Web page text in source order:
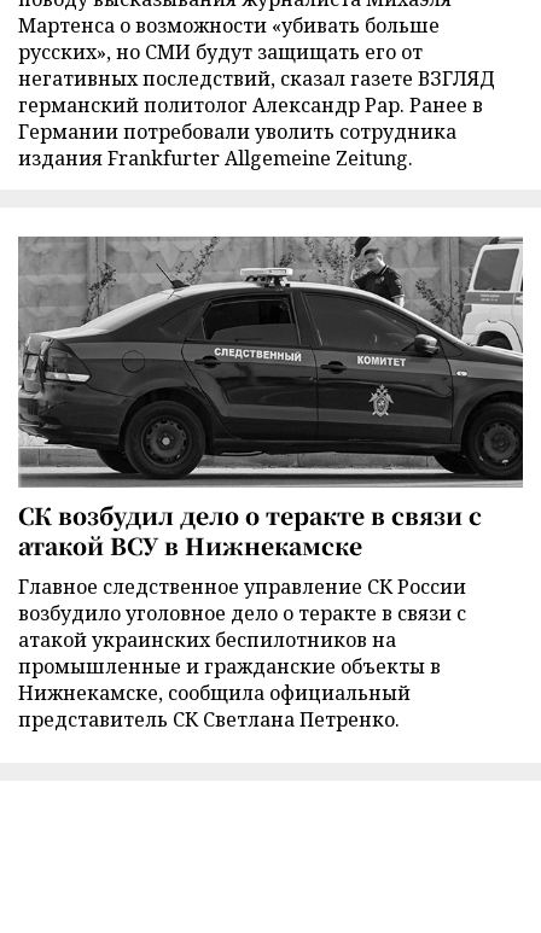
Мартенса о возможности «убивать больше
русских», но СМИ будут защищать его от
негативных последствий, сказал газете ВЗГЛЯД
германский политолог Александр Рар. Ранее в
Германии потребовали уволить сотрудника
издания Frankfurter Allgemeine Zeitung.
СК возбудил дело о теракте в связи с
атакой ВСУ в Нижнекамске
Главное следственное управление СК России
возбудило уголовное дело о теракте в связи с
атакой украинских беспилотников на
промышленные и гражданские объекты в
Нижнекамске, сообщила официальный
представитель СК Светлана Петренко.